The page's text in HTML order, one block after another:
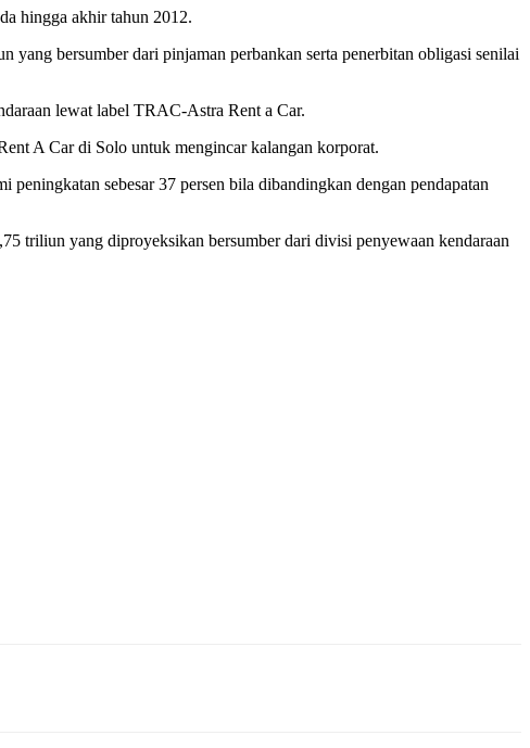
hingga akhir tahun 2012.
bersumber dari pinjaman perbankan serta penerbitan obligasi senilai
lewat label TRAC-Astra Rent a Car.
A Car di Solo untuk mengincar kalangan korporat.
sebesar 37 persen bila dibandingkan dengan pendapatan
triliun yang diproyeksikan bersumber dari divisi penyewaan kendaraan